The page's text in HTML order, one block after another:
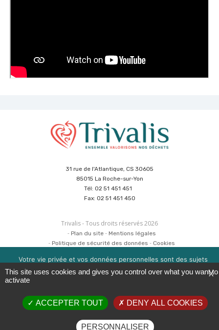
31 rue de l'Atlantique, CS 30605
85015 La Roche-sur-Yon
Tél: 02 51 451 451
Fax: 02 51 451 450
Trivalis - Tous droits réservés 2026
Plan du site
Mentions légales
Politique de sécurité des données
Cookies
Votre vie privée et vos données personnelles sont des sujets
importants pour nous. Consultez notre politique de
confidentialité pour en savoir plus. Nous utilisons des cookies
gérer l'acceptation des cookies en cliquant sur la boite en bas à
droite 'Gérer les services'.
OK EN SAVOIR PLUS
X
This site uses cookies and gives you control over what you want to
activate
ACCEPTER TOUT DENY ALL COOKIES
PERSONNALISER